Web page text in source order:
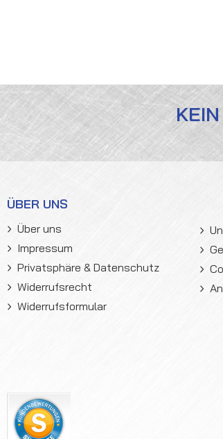
ÜBER UNS
Über uns
Impressum
Privatsphäre & Datenschutz
Widerrufsrecht
Widerrufsformular